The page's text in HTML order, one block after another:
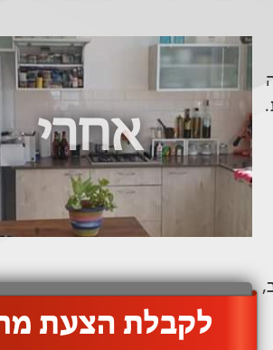
אחרי
‫לקבלת הצעת